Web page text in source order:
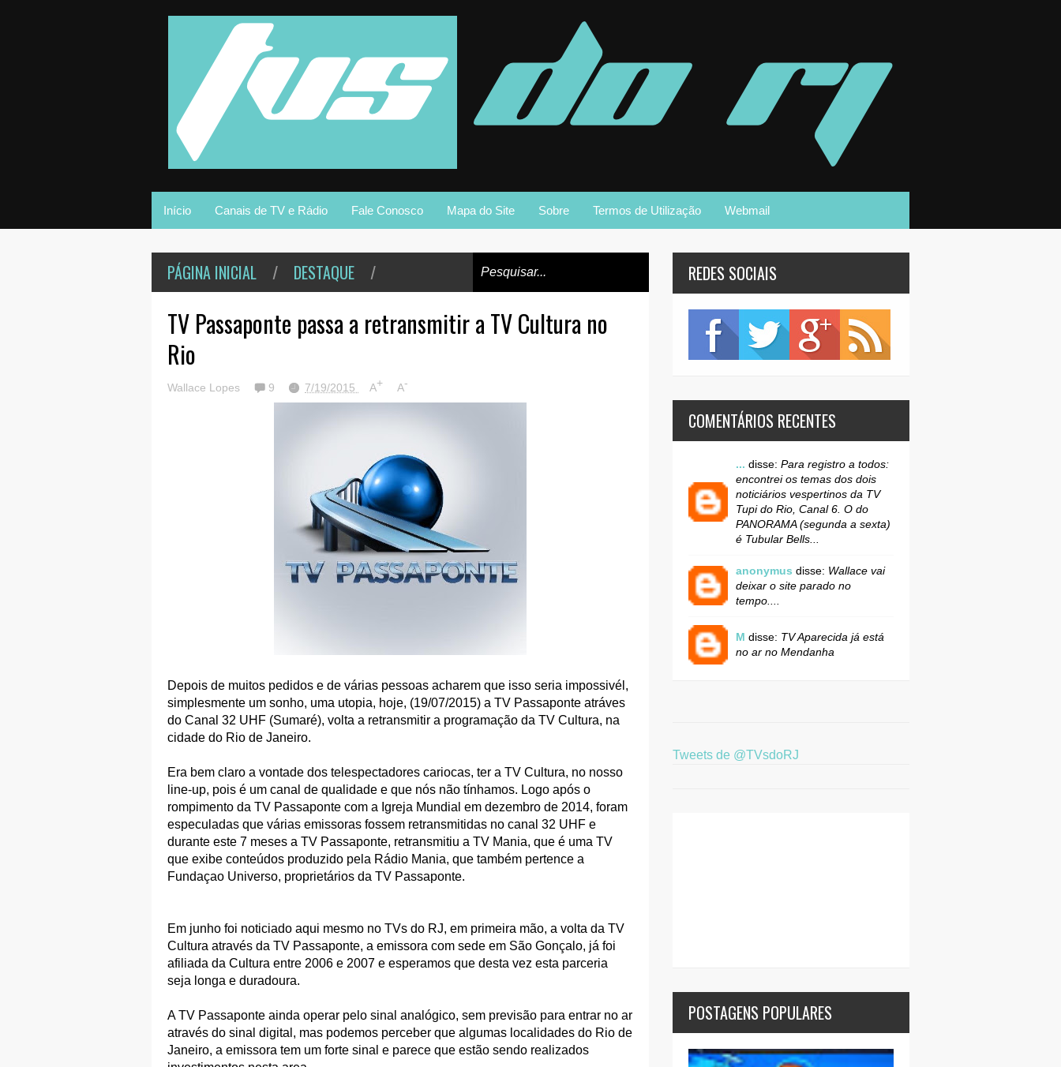
Início Canais de TV e Rádio Fale Conosco Mapa do Site Sobre Termos de Utilização Webmail
PÁGINA INICIAL / DESTAQUE /
TV Passaponte passa a retransmitir a TV Cultura no
Rio
Wallace Lopes 9 7/19/2015 A+ A-
Depois de muitos pedidos e de várias pessoas acharem que isso seria impossivél,
simplesmente um sonho, uma utopia, hoje, (19/07/2015) a TV Passaponte atráves
do Canal 32 UHF (Sumaré), volta a retransmitir a programação da TV Cultura, na
cidade do Rio de Janeiro.
Era bem claro a vontade dos telespectadores cariocas, ter a TV Cultura, no nosso
line-up, pois é um canal de qualidade e que nós não tínhamos. Logo após o
rompimento da TV Passaponte com a Igreja Mundial em dezembro de 2014, foram
especuladas que várias emissoras fossem retransmitidas no canal 32 UHF e
durante este 7 meses a TV Passaponte, retransmitiu a TV Mania, que é uma TV
que exibe conteúdos produzido pela Rádio Mania, que também pertence a
Fundaçao Universo, proprietários da TV Passaponte.
Em junho foi noticiado aqui mesmo no TVs do RJ, em primeira mão, a volta da TV
Cultura através da TV Passaponte, a emissora com sede em São Gonçalo, já foi
afiliada da Cultura entre 2006 e 2007 e esperamos que desta vez esta parceria
seja longa e duradoura.
A TV Passaponte ainda operar pelo sinal analógico, sem previsão para entrar no ar
através do sinal digital, mas podemos perceber que algumas localidades do Rio de
Janeiro, a emissora tem um forte sinal e parece que estão sendo realizados
REDES SOCIAIS
COMENTÁRIOS RECENTES
... disse: Para registro a todos:
encontrei os temas dos dois
noticiários vespertinos da TV
Tupi do Rio, Canal 6. O do
PANORAMA (segunda a sexta)
é Tubular Bells...
anonymus disse: Wallace vai
deixar o site parado no
tempo....
M disse: TV Aparecida já está
no ar no Mendanha
Tweets de @TVsdoRJ
POSTAGENS POPULARES